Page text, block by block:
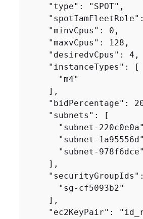
    "type": "SPOT",
    "minvCpus": 0,
    "maxvCpus": 128,
    "desiredvCpus": 4,
    "instanceTypes": [
      "m4"
    ],
"bidPercentage":
    "subnets": [
"subnet-
"subnet-
      "subnet-978f6dce"
    ],
      "sg-cf5093b2"
    ],
"ec2KeyPair":